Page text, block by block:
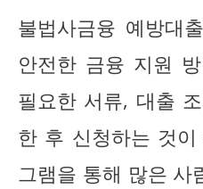
불법사금융 예방대
안전한 금융 지원
필요한 서류, 대출
한 후 신청하는 것
그램을 통해 많은 사